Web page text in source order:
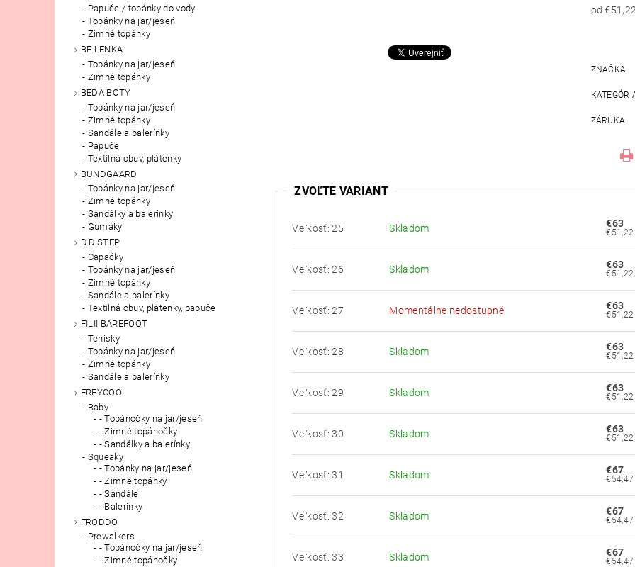
Papuče / topánky do vody
Topánky na jar/jeseň
Zimné topánky
BE LENKA
Topánky na jar/jeseň
Zimné topánky
BEDA BOTY
Topánky na jar/jeseň
Zimné topánky
Sandále a balerínky
Papuče
Textilná obuv, plátenky
BUNDGAARD
Topánky na jar/jeseň
Zimné topánky
Sandálky a balerínky
Gumáky
D.D.STEP
Capačky
Topánky na jar/jeseň
Zimné topánky
Sandále a balerínky
Textilná obuv, plátenky, papuče
FILII BAREFOOT
Tenisky
Topánky na jar/jeseň
Zimné topánky
Sandále a balerínky
FREYCOO
Baby
- Topánočky na jar/jeseň
- Zimné topánočky
- Sandálky a balerínky
Squeaky
- Topánky na jar/jeseň
- Zimné topánky
- Sandále
- Balerínky
FRODDO
Prewalkers
- Topánočky na jar/jeseň
- Zimné topánočky
ZNAČKA
ZÁRUKA
ZVOĽTE VARIANT
Veľkosť: 25 Skladom €63
Veľkosť: 26 Skladom €63
Veľkosť: 27 Momentálne nedostupné €63
Veľkosť: 28 Skladom €63
Veľkosť: 29 Skladom €63
Veľkosť: 30 Skladom €63
Veľkosť: 31 Skladom €67
Veľkosť: 32 Skladom €67
Veľkosť: 33 Skladom €67